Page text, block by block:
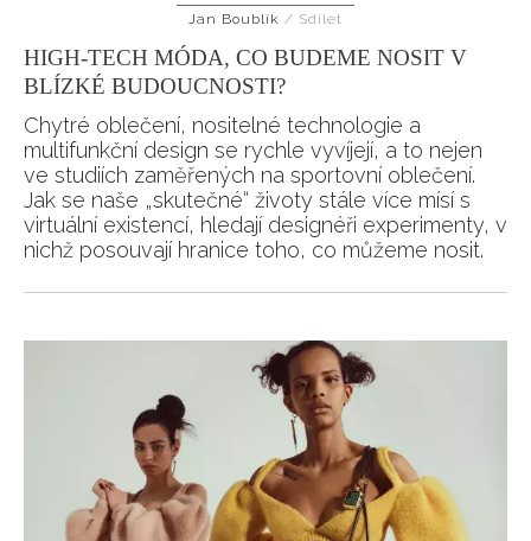
Jan Boublík / Sdílet
HIGH-TECH MÓDA, CO BUDEME NOSIT V
BLÍZKÉ BUDOUCNOSTI?
Chytré oblečení, nositelné technologie a
multifunkční design se rychle vyvíjejí, a to nejen
ve studiích zaměřených na sportovní oblečení.
Jak se naše „skutečné“ životy stále více mísí s
virtuální existencí, hledají designéři experimenty, v
nichž posouvají hranice toho, co můžeme nosit.